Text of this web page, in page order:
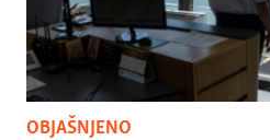
OBJAŠNJENO